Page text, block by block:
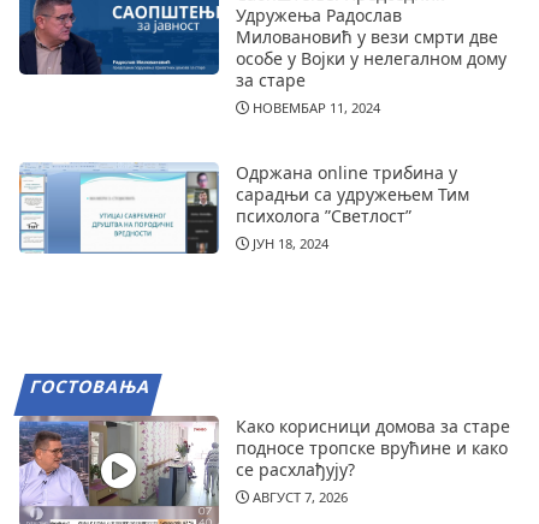
Удружења Радослав
Миловановић у вези смрти две
особе у Војки у нелегалном дому
за старе
НОВЕМБАР 11, 2024
Одржана online трибина у
сарадњи са удружењем Тим
психолога ”Светлост”
ЈУН 18, 2024
ГОСТОВАЊА
Како корисници домова за старе
подносе тропске врућине и како
се расхлађују?
АВГУСТ 7, 2026